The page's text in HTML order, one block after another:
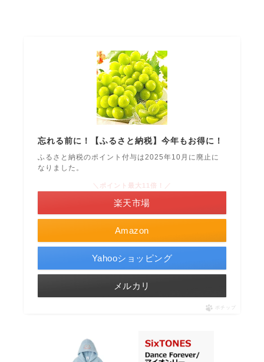
忘れる前に！【ふるさと納税】今年もお得に！
ふるさと納税のポイント付与は2025年10月に廃止に
なりました。
Amazon
＼ポイント最大11倍！／
楽天市場
Yahooショッピング
メルカリ
ポチップ